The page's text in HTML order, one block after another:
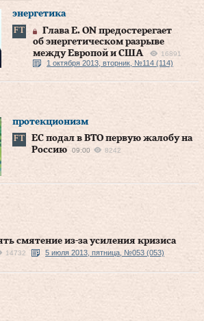
энергетика
Глава E. ON предостерегает
об энергетическом разрыве
между Европой и США
16891
1 октября 2013, вторник, №114 (114)
протекционизм
ЕС подал в ВТО первую жалобу на
Россию
09:00 8242
смятение из‑за усиления кризиса
14732 5 июля 2013, пятница, №053 (053)